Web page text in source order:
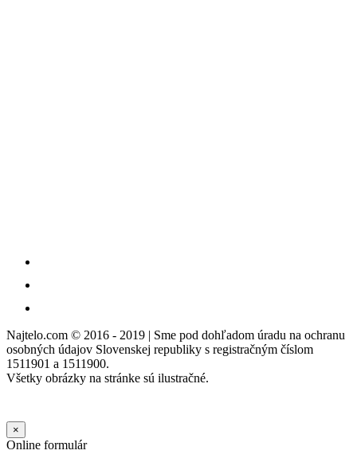
Najtelo.com © 2016 - 2019 | Sme pod dohľadom úradu na ochranu
osobných údajov Slovenskej republiky s registračným číslom
1511901 a 1511900.
Všetky obrázky na stránke sú ilustračné.
×
Online formulár